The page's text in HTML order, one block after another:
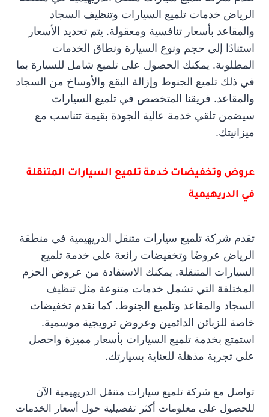
الرياض خدمات تلميع السيارات وتنظيف السجاد
والمقاعد بأسعار تنافسية ومعقولة. يتم تحديد الأسعار
استنادًا إلى حجم ونوع السيارة ونطاق الخدمات
المطلوبة. يمكنك الحصول على تلميع شامل للسيارة بما
في ذلك تلميع الجنوط وإزالة البقع والأوساخ من السجاد
والمقاعد. فريقنا المتخصص في تلميع السيارات
سيضمن تلقي خدمة عالية الجودة بقيمة تتناسب مع
ميزانيتك.
عروض وتخفيضات خدمة تلميع السيارات المتنقلة
في الدريهيمية
تقدم شركة تلميع سيارات متنقل الدريهيمية في منطقة
الرياض عروضًا وتخفيضات رائعة على خدمة تلميع
السيارات المتنقلة. يمكنك الاستفادة من عروض الحزم
المختلفة التي تشمل خدمات متنوعة مثل تنظيف
السجاد والمقاعد وتلميع الجنوط. كما نقدم تخفيضات
خاصة للزبائن الدائمين وعروض ترويجية موسمية.
استمتع بخدمة تلميع السيارات بأسعار مميزة واحصل
على تجربة مذهلة للعناية بسيارتك.
تواصل مع شركة تلميع سيارات متنقل الدريهيمية الآن
للحصول على معلومات أكثر تفصيلية حول أسعار الخدمات